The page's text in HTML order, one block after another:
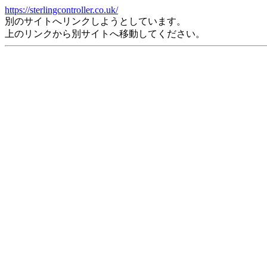
https://sterlingcontroller.co.uk/
別のサイトへリンクしようとしています。
上のリンクから別サイトへ移動してください。